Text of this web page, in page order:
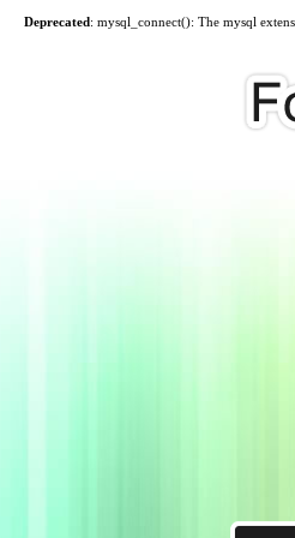
Deprecated: mysql_connect(): The mysql